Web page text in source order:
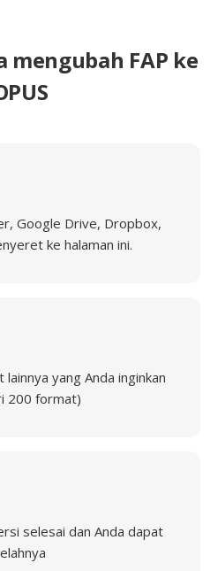
mengubah FAP ke
Google Drive, Dropbox,
ke halaman ini.
yang Anda inginkan
200 format)
selesai dan Anda dapat